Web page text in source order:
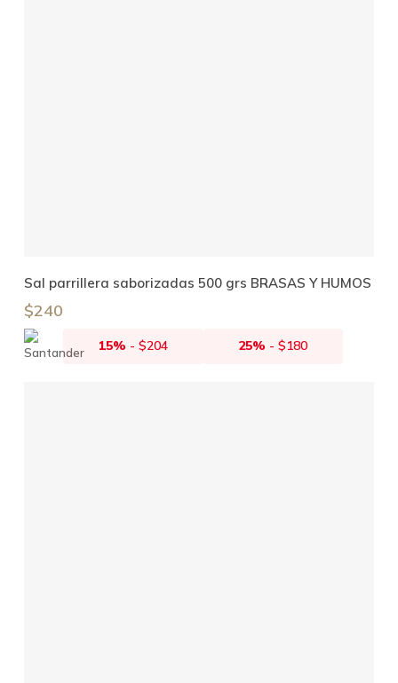
Añadir Al Carrito
Sal parrillera saborizadas 500 grs BRASAS Y HUMOS
$240
15% - $204 25% -$180